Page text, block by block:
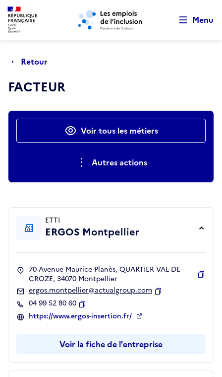
Aller au menu principal Aller au contenu principal
Menu
Retour
FACTEUR
Actions rapidesVoir tous les métiers
Autres actions
ETTI
ERGOS Montpellier
70 Avenue Maurice Planès, QUARTIER VAL DE
CROZE, 34070 Montpellier
ergos.montpellier@actualgroup.com
04 99 52 80 60
Copier
https://www.ergos-insertion.fr/
Voir la fiche de l'entreprise
Retour au début de la page
Panneau de gestion des cookies